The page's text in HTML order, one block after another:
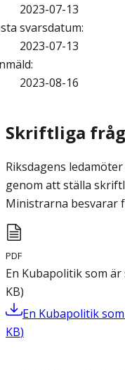
2023-07-13
svarsdatum:
2023-07-13
:
2023-08-16
Skriftliga
Riksdagens
genom att ställa
Ministrarna besvarar
PDF
En Kubapolitik som
KB)
En Kubapolitik
KB)